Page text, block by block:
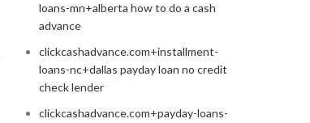
loans-mn+alberta how to do a cash
advance
clickcashadvance.com+installment-
loans-nc+dallas payday loan no credit
check lender
clickcashadvance.com+payday-loans-